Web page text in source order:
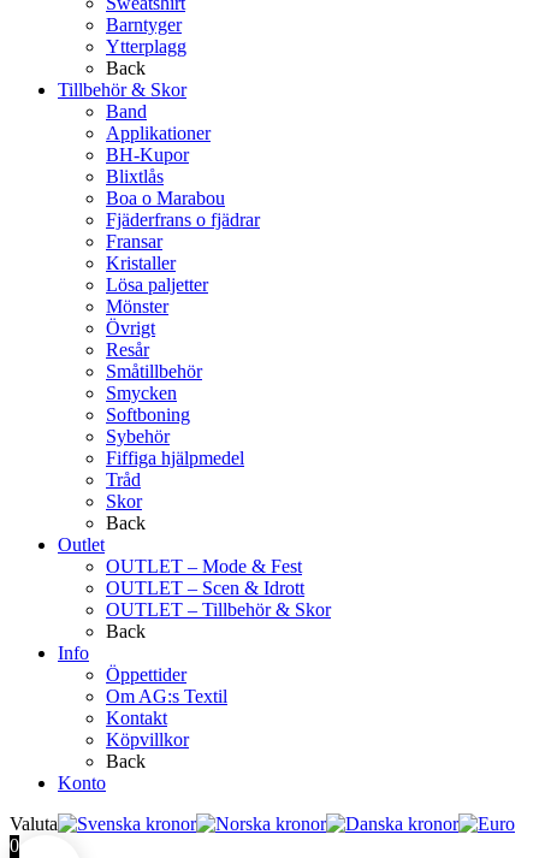
Barntyger
Ytterplagg
Back
Tillbehör & Skor
Band
Applikationer
BH-Kupor
Blixtlås
Boa o Marabou
Fjäderfrans o fjädrar
Fransar
Kristaller
Lösa paljetter
Mönster
Övrigt
Resår
Småtillbehör
Smycken
Softboning
Sybehör
Fiffiga hjälpmedel
Tråd
Skor
Back
Outlet
OUTLET – Mode & Fest
OUTLET – Scen & Idrott
OUTLET – Tillbehör & Skor
Back
Info
Öppettider
Om AG:s Textil
Kontakt
Köpvillkor
Back
Konto
Valuta
0